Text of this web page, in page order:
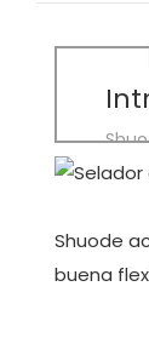
Shuode
buena